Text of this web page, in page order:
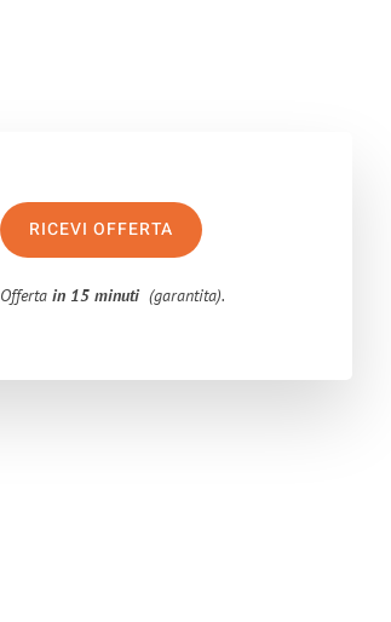
RICEVI OFFERTA
Offertain 15 minuti (garantita).